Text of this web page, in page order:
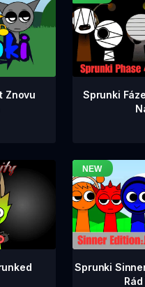
Znovu
Sprunki
Sprunki